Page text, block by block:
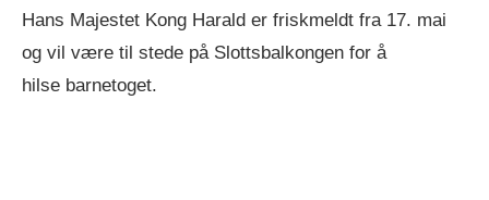
Hans Majestet Kong Harald er friskmeldt fra 17. mai
og vil være til stede på Slottsbalkongen for å
hilse barnetoget.